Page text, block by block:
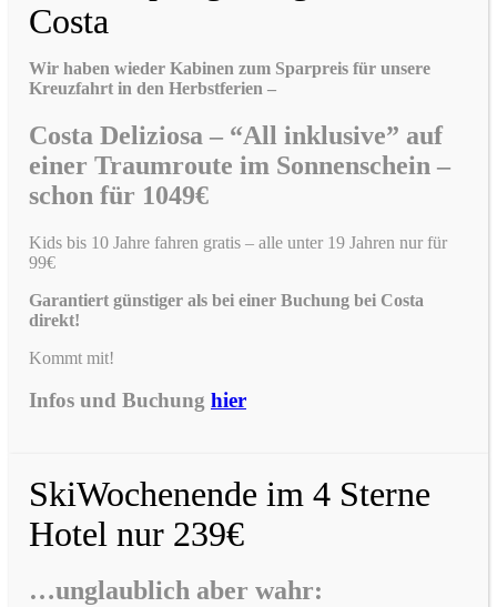
Costa
Wir haben wieder Kabinen zum Sparpreis für unsere
Kreuzfahrt in den Herbstferien –
Costa Deliziosa – “All inklusive” auf
einer Traumroute im Sonnenschein –
schon für 1049€
Kids bis 10 Jahre fahren gratis – alle unter 19 Jahren nur für
99€
Garantiert günstiger als bei einer Buchung bei Costa
direkt!
Kommt mit!
Infos und Buchung hier
SkiWochenende im 4 Sterne
Hotel nur 239€
…unglaublich aber wahr: